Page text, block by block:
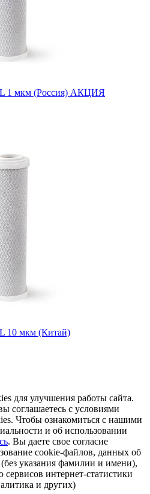
1 мкм (Россия) АКЦИЯ
10 мкм (Китай)
для улучшения работы сайта.
соглашаетесь с условиями
Чтобы ознакомиться с нашими
и об использовании
. Вы даете свое согласие
cookie-файлов, данных об
указания фамилии и имени),
интернет-статистики
и других)